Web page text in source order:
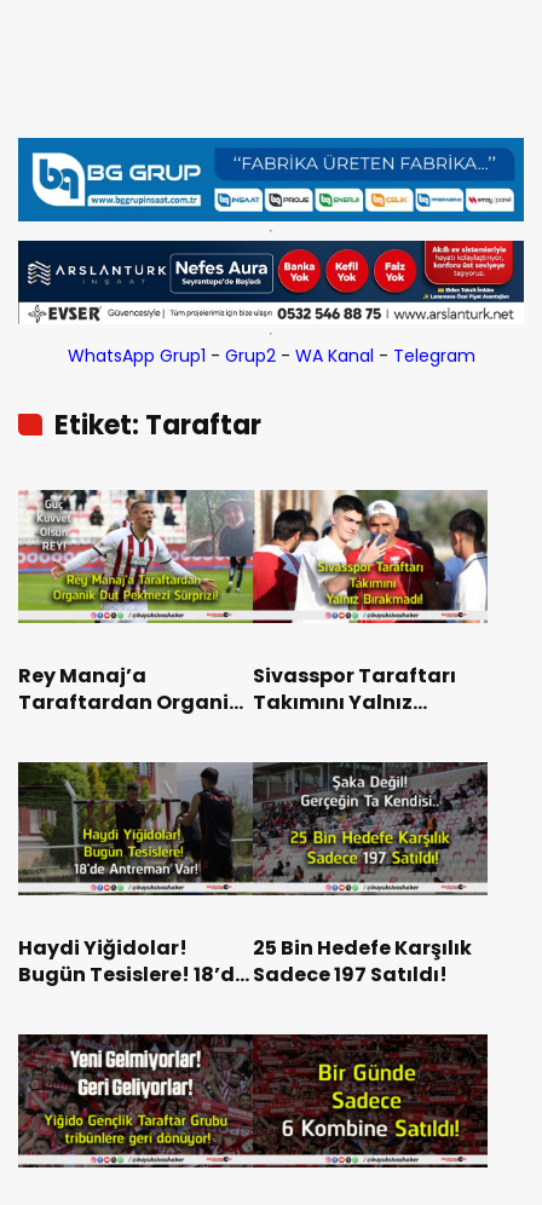
WhatsApp Grup1 - Grup2- WA Kanal - Telegram
Etiket: Taraftar
Rey Manaj’a
Taraftardan Organik
Sivasspor Taraftarı
Takımını Yalnız
Haydi Yiğidolar!
Bugün Tesislere! 18’de
25 Bin Hedefe Karşılık
Sadece 197 Satıldı!